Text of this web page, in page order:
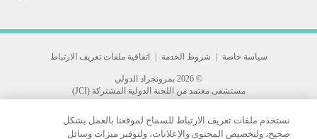
سياسة خاصة شروط الخدمة اتفاقية ملفات تعريف الارتباط
© 2026 بمرونجراد الدولي
مستشفى معتمد من اللجنة الدولية المشتركة (JCI)
33 Sukhumvit 3, Wattana, Bangkok 10110 Thailand.
All rights reserved.
نستخدم ملفات تعريف الارتباط للسماح لموقعنا بالعمل بشكل
صحيح، ولتخصيص المحتوى والإعلانات، ولتوفير ميزات وسائل